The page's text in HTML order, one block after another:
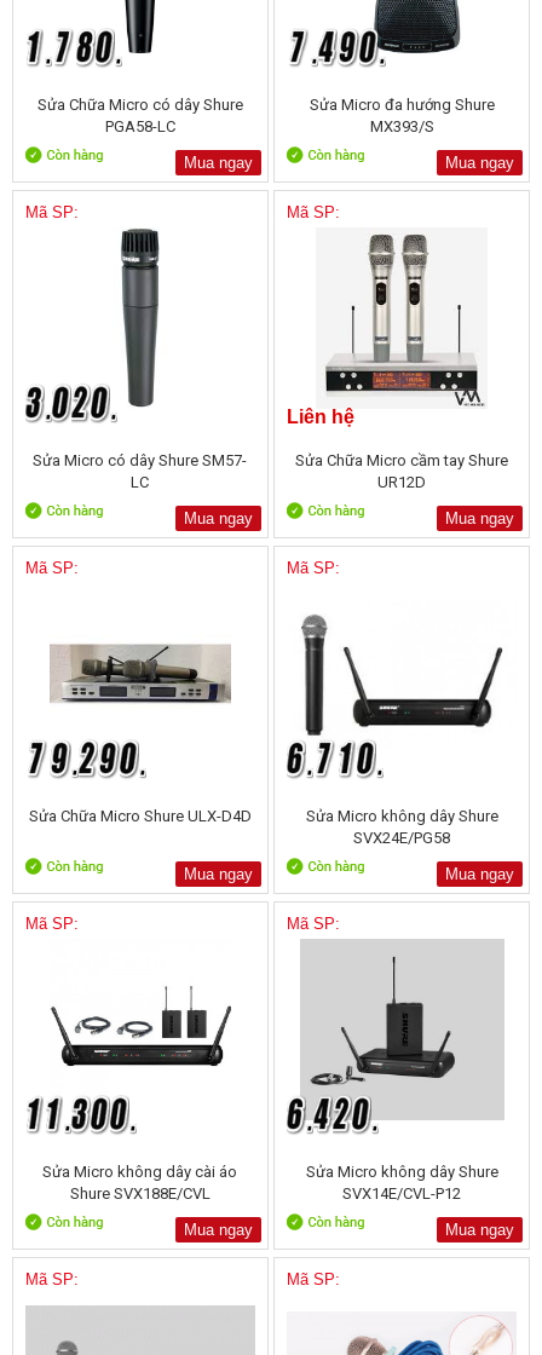
Sửa Chữa Micro có dây Shure
PGA58-LC
Mua ngay
Sửa Micro đa hướng Shure
MX393/S
Mua ngay
Mã SP:
Sửa Micro có dây Shure SM57-
LC
Mua ngay
Mã SP:
Liên hệ
Sửa Chữa Micro cầm tay Shure
UR12D
Mua ngay
Mã SP:
Sửa Chữa Micro Shure ULX-D4D
Mua ngay
Mã SP:
Sửa Micro không dây Shure
SVX24E/PG58
Mua ngay
Mã SP:
Sửa Micro không dây cài áo
Shure SVX188E/CVL
Mua ngay
Mã SP:
Sửa Micro không dây Shure
SVX14E/CVL-P12
Mua ngay
Mã SP: Mã SP: